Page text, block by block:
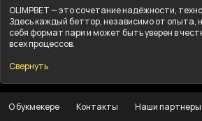
OLIMPBET — это сочетание надёжности,
Здесь каждый беттор, независимо от опыта,
себя формат пари и может быть уверен в
всех процессов.
Свернуть
О букмекере Контакты Наши партнеры